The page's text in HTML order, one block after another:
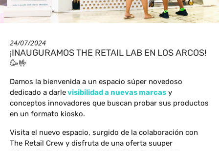
24/07/2024
¡INAUGURAMOS THE RETAIL LAB EN LOS ARCOS!
🥳🤟
Damos la bienvenida a un espacio súper novedoso
dedicado a darlevisibilidad a nuevas marcas y
conceptos innovadores que buscan probar sus productos
en un formato kiosko.
Visita el nuevo espacio, surgido de la colaboración con
The Retail Crew y disfruta de una oferta suuper